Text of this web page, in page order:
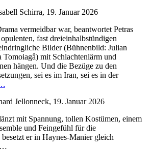
Schirra, 19. Januar 2026
vermeidbar war, beantwortet Petras
fast dreieinhalbstündigen
Bilder (Bühnenbild: Julian
mit Schlachtenlärm und
hängen. Und die Bezüge zu den
sei es im Iran, sei es in der
Jellonneck, 19. Januar 2026
mit Spannung, tollen Kostümen, einem
und Feingefühl für die
er in Haynes-Manier gleich
…